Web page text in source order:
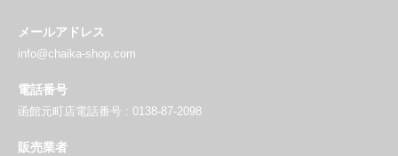
メールアドレス
info@chaika-shop.com
電話番号
函館元町店電話番号 : 0138-87-2098
販売業者